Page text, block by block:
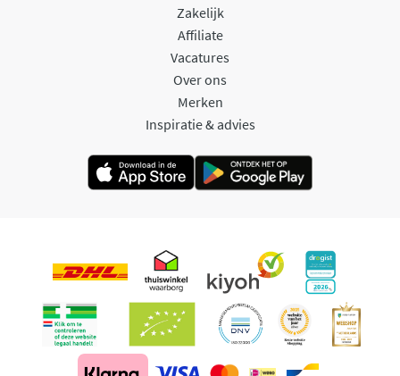
Zakelijk
Affiliate
Vacatures
Over ons
Merken
Inspiratie & advies